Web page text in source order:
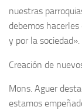
nuestras
debemos
y por la sociedad».
Creación de
Mons. Aguer
estamos